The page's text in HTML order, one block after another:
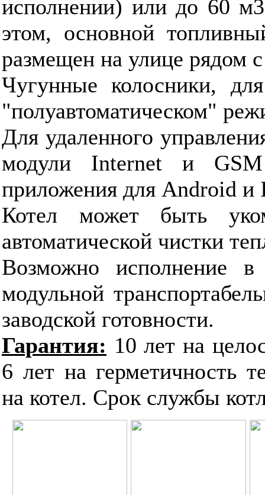
исполнении) или до 60
этом, основной
размещен на улице рядом
Чугунные колосники,
"полуавтоматическом"
Для удаленного
модули Internet и
приложения для Android и
Котел может быть
автоматической чистки
Возможно исполнение в
модульной
заводской готовности.
Гарантия: 10 лет на
6 лет на герметичность
на котел. Срок службы